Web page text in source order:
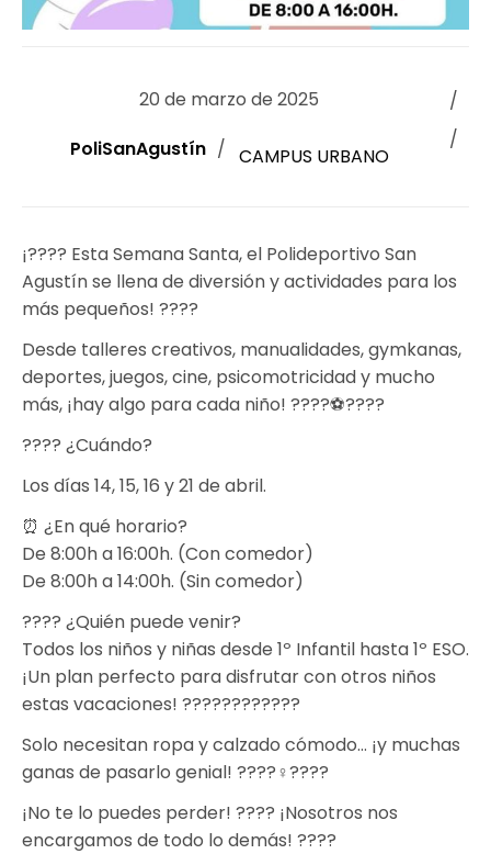
20 de marzo de 2025
PoliSanAgustín
CAMPUS URBANO
¡???? Esta Semana Santa, el Polideportivo San
Agustín se llena de diversión y actividades para los
más pequeños! ????
Desde talleres creativos, manualidades, gymkanas,
deportes, juegos, cine, psicomotricidad y mucho
más, ¡hay algo para cada niño! ????⚽????
???? ¿Cuándo?
Los días 14, 15, 16 y 21 de abril.
⏰ ¿En qué horario?
De 8:00h a 16:00h. (Con comedor)
De 8:00h a 14:00h. (Sin comedor)
???? ¿Quién puede venir?
Todos los niños y niñas desde 1º Infantil hasta 1º ESO.
¡Un plan perfecto para disfrutar con otros niños
estas vacaciones! ????????????
Solo necesitan ropa y calzado cómodo… ¡y muchas
ganas de pasarlo genial! ????‍♀️????
¡No te lo puedes perder! ???? ¡Nosotros nos
encargamos de todo lo demás! ????